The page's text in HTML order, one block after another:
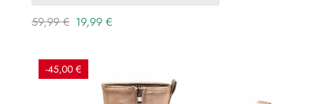
Precio
59,99 € Precio
19,99 €
-45,00 €